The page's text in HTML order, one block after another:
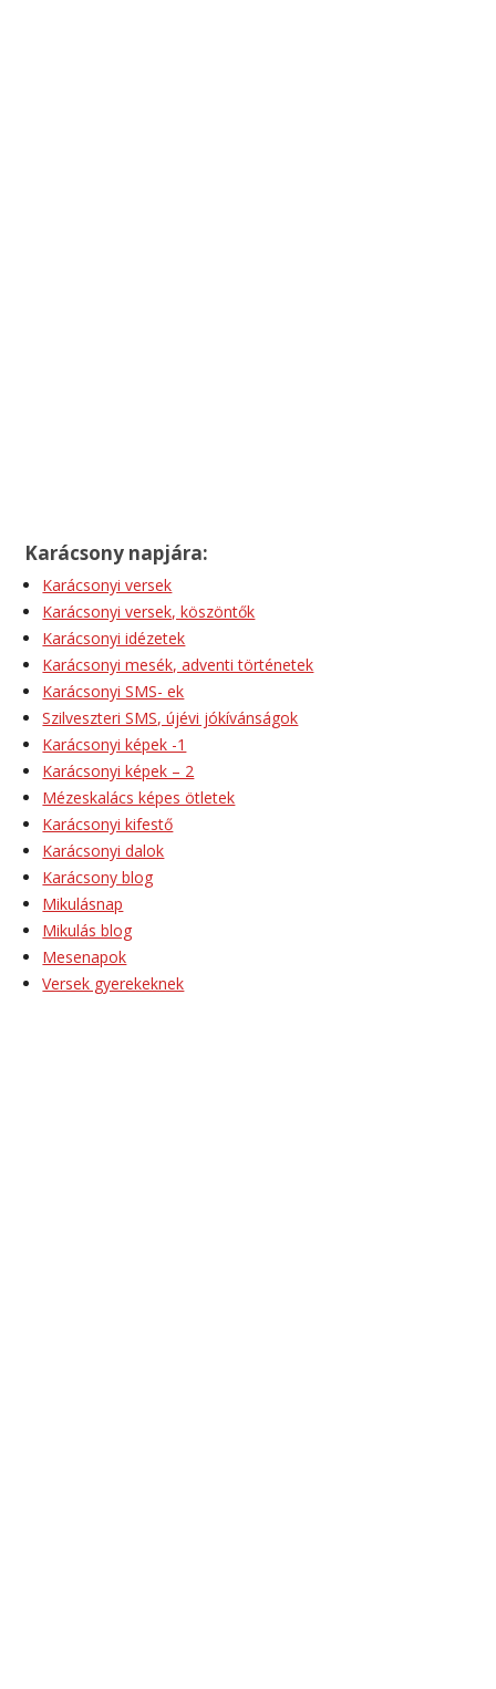
Karácsony napjára:
Karácsonyi versek
Karácsonyi versek, köszöntők
Karácsonyi idézetek
Karácsonyi mesék, adventi történetek
Karácsonyi SMS- ek
Szilveszteri SMS, újévi jókívánságok
Karácsonyi képek -1
Karácsonyi képek – 2
Mézeskalács képes ötletek
Karácsonyi kifestő
Karácsonyi dalok
Karácsony blog
Mikulásnap
Mikulás blog
Mesenapok
Versek gyerekeknek